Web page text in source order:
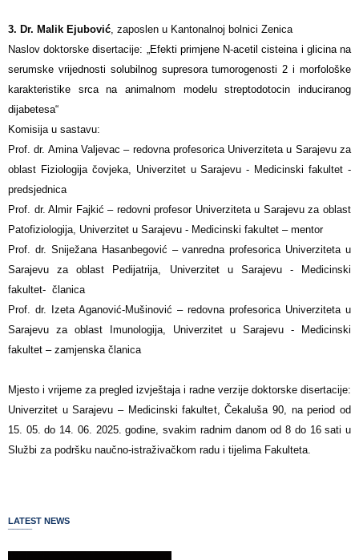
3. Dr. Malik Ejubović, zaposlen u Kantonalnoj bolnici Zenica
Naslov doktorske disertacije: „Efekti primjene N-acetil cisteina i glicina na
serumske vrijednosti solubilnog supresora tumorogenosti 2 i morfološke
karakteristike srca na animalnom modelu streptodotocin induciranog
dijabetesa“
Komisija u sastavu:
Prof. dr. Amina Valjevac – redovna profesorica Univerziteta u Sarajevu za
oblast Fiziologija čovjeka, Univerzitet u Sarajevu - Medicinski fakultet -
predsjednica
Prof. dr. Almir Fajkić – redovni profesor Univerziteta u Sarajevu za oblast
Patofiziologija, Univerzitet u Sarajevu - Medicinski fakultet – mentor
Prof. dr. Sniježana Hasanbegović – vanredna profesorica Univerziteta u
Sarajevu za oblast Pedijatrija, Univerzitet u Sarajevu - Medicinski
fakultet- članica
Prof. dr. Izeta Aganović-Mušinović – redovna profesorica Univerziteta u
Sarajevu za oblast Imunologija, Univerzitet u Sarajevu - Medicinski
fakultet – zamjenska članica
Mjesto i vrijeme za pregled izvještaja i radne verzije doktorske disertacije:
Univerzitet u Sarajevu – Medicinski fakultet, Čekaluša 90, na period od
15. 05. do 14. 06. 2025. godine, svakim radnim danom od 8 do 16 sati u
Službi za podršku naučno-istraživačkom radu i tijelima Fakulteta.
LATEST NEWS